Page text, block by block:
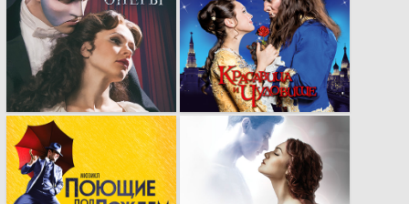
Рекламная кампания
мюзикла «Призрак
Оперы»
Рекламная
кампания,
доказавшая свою
эффективность.
Профессиональная
адаптация
легендарного
Рекламная кампания
мюзикла
«Привидение»​.